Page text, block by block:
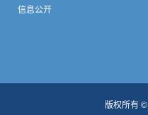
信息公开
版权所有 ©